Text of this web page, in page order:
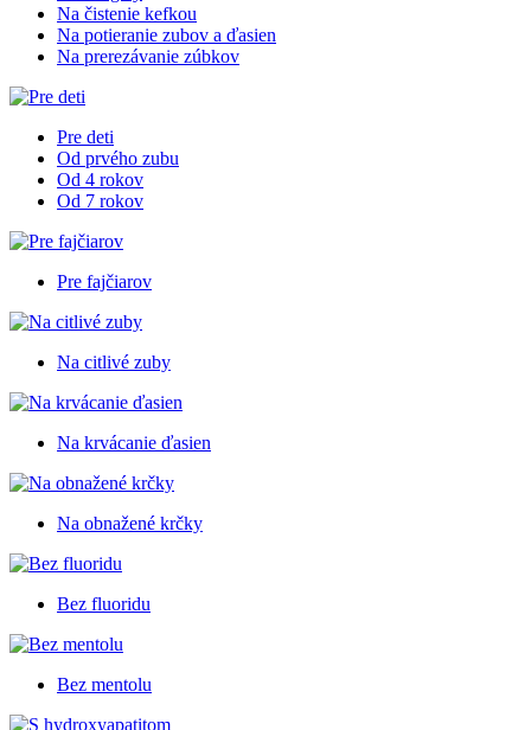
Na čistenie kefkou
Na potieranie zubov a ďasien
Na prerezávanie zúbkov
Pre deti
Od prvého zubu
Od 4 rokov
Od 7 rokov
Pre fajčiarov
Na citlivé zuby
Na krvácanie ďasien
Na obnažené krčky
Bez fluoridu
Bez mentolu